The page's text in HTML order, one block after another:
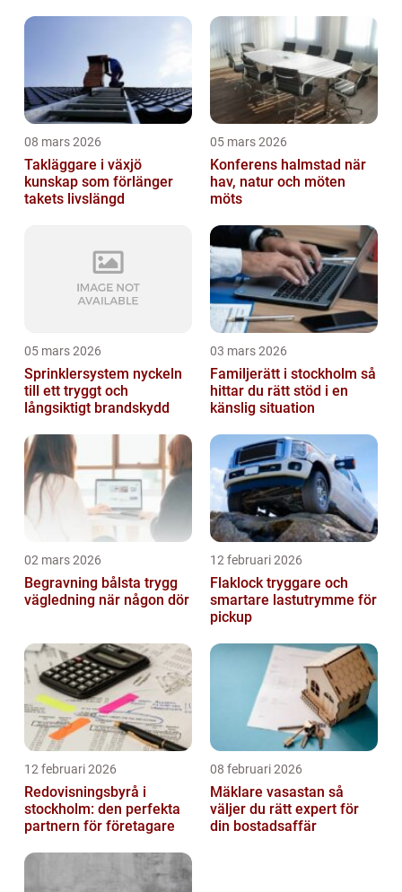
08 mars 2026
Takläggare i växjö
kunskap som förlänger
takets livslängd
05 mars 2026
Konferens halmstad när
hav, natur och möten
möts
05 mars 2026
Sprinklersystem nyckeln
till ett tryggt och
långsiktigt brandskydd
03 mars 2026
Familjerätt i stockholm så
hittar du rätt stöd i en
känslig situation
02 mars 2026
Begravning bålsta trygg
vägledning när någon dör
12 februari 2026
Flaklock tryggare och
smartare lastutrymme för
pickup
12 februari 2026
Redovisningsbyrå i
stockholm: den perfekta
partnern för företagare
08 februari 2026
Mäklare vasastan så
väljer du rätt expert för
din bostadsaffär